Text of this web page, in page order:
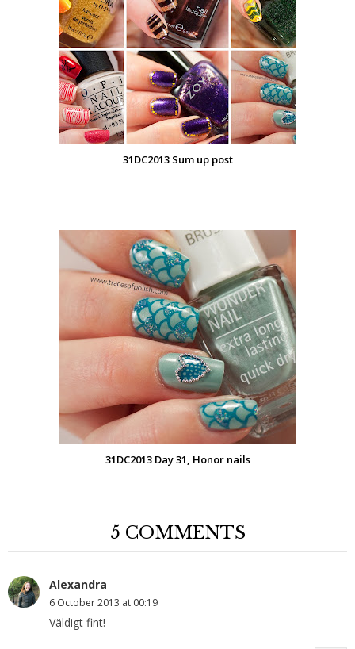
31DC2013 Sum up post
31DC2013 Day 31, Honor nails
5 COMMENTS
Alexandra
6 October 2013 at 00:19
Väldigt fint!